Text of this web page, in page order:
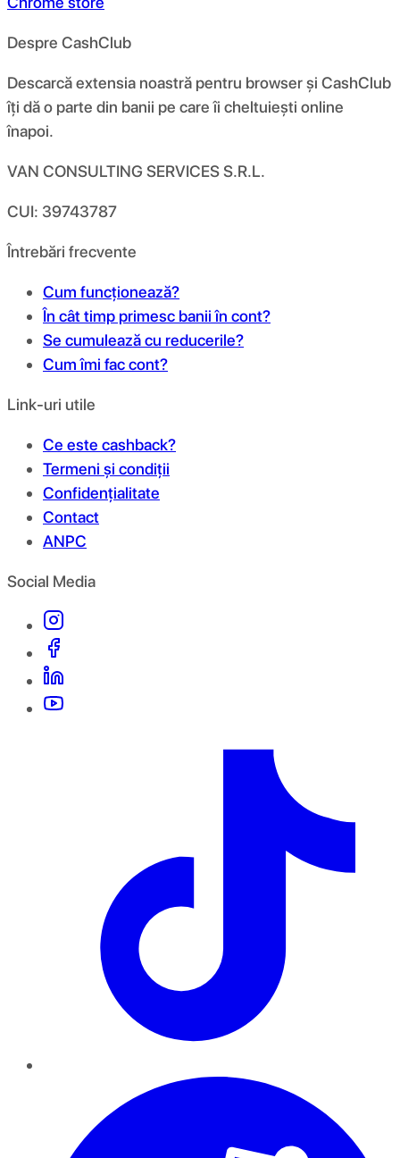
Despre CashClub
Descarcă extensia noastră pentru browser și CashClub
îți dă o parte din banii pe care îi cheltuiești online
înapoi.
VAN CONSULTING SERVICES S.R.L.
CUI: 39743787
Întrebări frecvente
Cum funcționează?
În cât timp primesc banii în cont?
Se cumulează cu reducerile?
Cum îmi fac cont?
Link-uri utile
Ce este cashback?
Termeni și condiții
Confidențialitate
Contact
ANPC
Social Media